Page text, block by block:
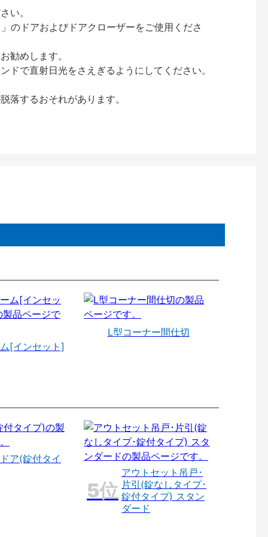
い。
のドアおよびドアクローザーをご使用くださ
勧めします。
で直射日光をさえぎるようにしてください。
するおそれがあります。
[インセット]
L型コーナー間仕切
ア(錠付タイ
アウトセット吊戸･
片引(錠なしタイプ･
錠付タイプ) スタン
ダード